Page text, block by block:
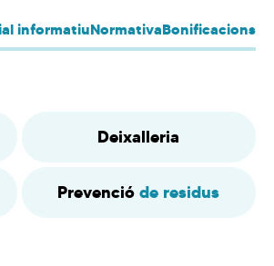
informatiuNormativaBonificacions
Deixalleria
Prevenció de residus